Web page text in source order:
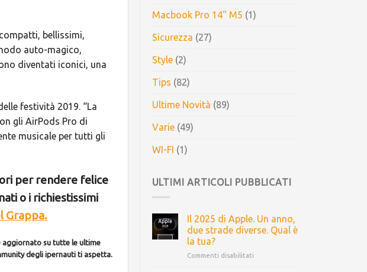
bellissimi,
auto-magico,
diventati iconici, una
festività 2019. “La
gli AirPods Pro di
musicale per tutti gli
per rendere felice
o i richiestissimi
Grappa.
aggiornato su tutte le ultime
degli ipernauti ti aspetta.
Macbook Pro 14" M5 (1)
Sicurezza (27)
Style(2)
Tips (82)
Ultime Novità (89)
Varie(49)
WI-FI (1)
ULTIMI ARTICOLI PUBBLICATI
Il 2025 di Apple. Un anno,
due strade diverse. Qual è
la tua?
Commenti disabilitati